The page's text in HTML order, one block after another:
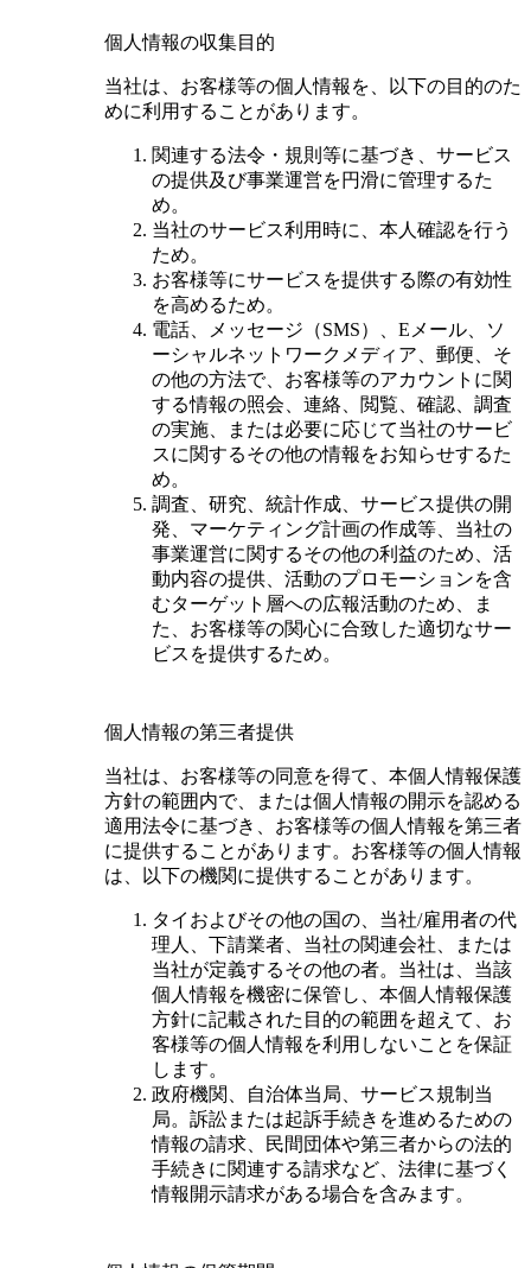
個人情報の収集目的
当社は、お客様等の個人情報を、以下の目的のた
めに利用することがあります。
関連する法令・規則等に基づき、サービス
の提供及び事業運営を円滑に管理するた
め。
当社のサービス利用時に、本人確認を行う
ため。
お客様等にサービスを提供する際の有効性
を高めるため。
電話、メッセージ（SMS）、Eメール、ソ
ーシャルネットワークメディア、郵便、そ
の他の方法で、お客様等のアカウントに関
する情報の照会、連絡、閲覧、確認、調査
の実施、または必要に応じて当社のサービ
スに関するその他の情報をお知らせするた
め。
調査、研究、統計作成、サービス提供の開
発、マーケティング計画の作成等、当社の
事業運営に関するその他の利益のため、活
動内容の提供、活動のプロモーションを含
むターゲット層への広報活動のため、ま
た、お客様等の関心に合致した適切なサー
ビスを提供するため。
個人情報の第三者提供
当社は、お客様等の同意を得て、本個人情報保護
方針の範囲内で、または個人情報の開示を認める
適用法令に基づき、お客様等の個人情報を第三者
に提供することがあります。お客様等の個人情報
は、以下の機関に提供することがあります。
タイおよびその他の国の、当社/雇用者の代
理人、下請業者、当社の関連会社、または
当社が定義するその他の者。当社は、当該
個人情報を機密に保管し、本個人情報保護
方針に記載された目的の範囲を超えて、お
客様等の個人情報を利用しないことを保証
します。
政府機関、自治体当局、サービス規制当
局。訴訟または起訴手続きを進めるための
情報の請求、民間団体や第三者からの法的
手続きに関連する請求など、法律に基づく
情報開示請求がある場合を含みます。